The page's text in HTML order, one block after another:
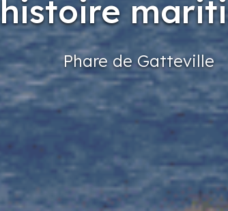
histoire
Phare de Gatteville